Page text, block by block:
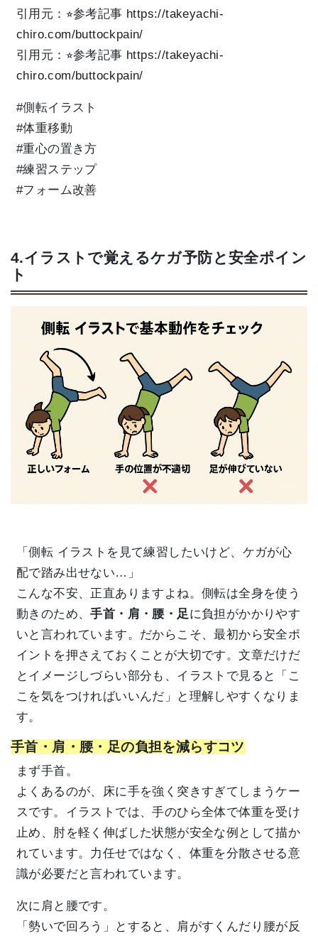
引用元：⭐︎参考記事 https://takeyachi-
chiro.com/buttockpain/
引用元：⭐︎参考記事 https://takeyachi-
chiro.com/buttockpain/
#側転イラスト
#体重移動
#重心の置き方
#練習ステップ
#フォーム改善
4.イラストで覚えるケガ予防と安全ポイン
ト
「側転 イラストを見て練習したいけど、ケガが心
配で踏み出せない…」
こんな不安、正直ありますよね。側転は全身を使う
動きのため、手首・肩・腰・足 に負担がかかりやす
いと言われています。だからこそ、最初から安全ポ
イントを押さえておくことが大切です。文章だけだ
とイメージしづらい部分も、イラストで見ると「こ
こを気をつければいいんだ」と理解しやすくなりま
す。
手首・肩・腰・足の負担を減らすコツ
まず手首。
よくあるのが、床に手を強く突きすぎてしまうケー
スです。イラストでは、手のひら全体で体重を受け
止め、肘を軽く伸ばした状態が安全な例として描か
れています。力任せではなく、体重を分散させる意
識が必要だと言われています。
次に肩と腰です。
「勢いで回ろう」とすると、肩がすくんだり腰が反